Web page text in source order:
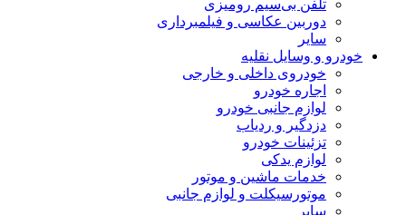
تلفن بی‌سیم رومیزی
دوربین عکاسی و فیلمبرداری
سایر
خودرو و وسایل نقلیه
خودروی داخلی و خارجی
اجاره خودرو
لوازم جانبی خودرو
دزدگیر و ردیاب
تزئینات خودرو
لوازم یدکی
خدمات ماشین و موتور
موتورسیکلت و لوازم جانبی
سایر